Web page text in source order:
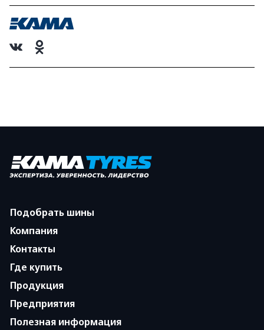
Подобрать шины
Компания
Контакты
Где купить
Продукция
Предприятия
Полезная информация